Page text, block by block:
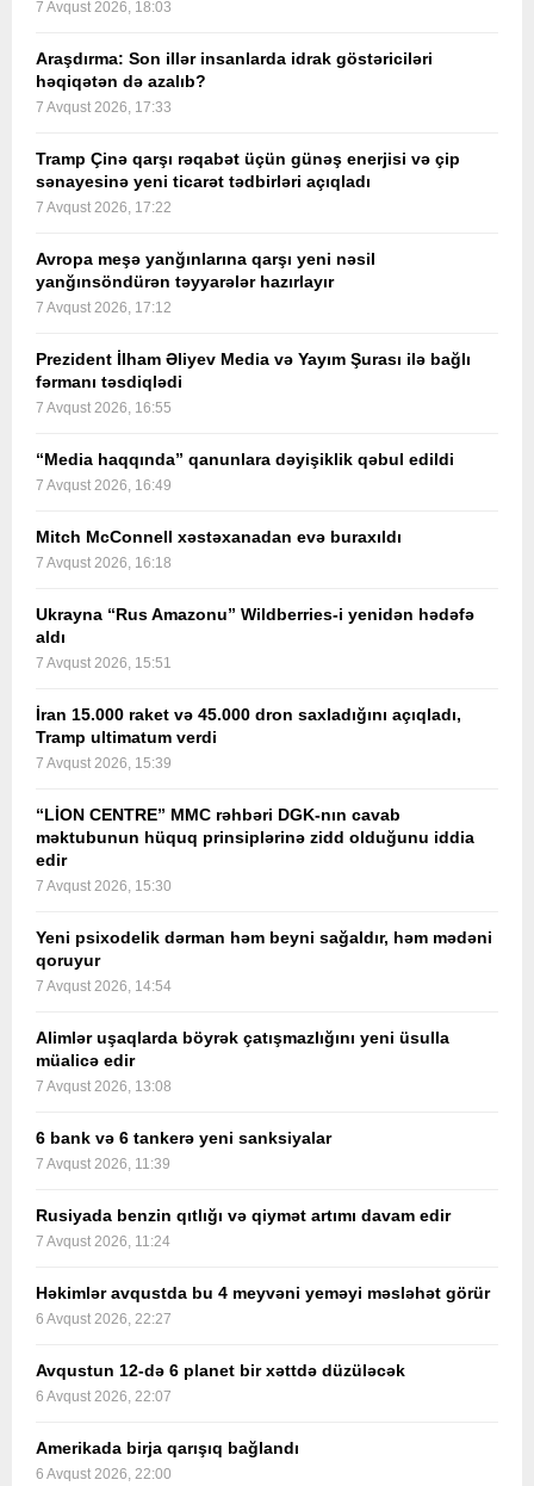
7 Avqust 2026, 18:03
Araşdırma: Son illər insanlarda idrak göstəriciləri
həqiqətən də azalıb?
7 Avqust 2026, 17:33
Tramp Çinə qarşı rəqabət üçün günəş enerjisi və çip
sənayesinə yeni ticarət tədbirləri açıqladı
7 Avqust 2026, 17:22
Avropa meşə yanğınlarına qarşı yeni nəsil
yanğınsöndürən təyyarələr hazırlayır
7 Avqust 2026, 17:12
Prezident İlham Əliyev Media və Yayım Şurası ilə bağlı
fərmanı təsdiqlədi
7 Avqust 2026, 16:55
“Media haqqında” qanunlara dəyişiklik qəbul edildi
7 Avqust 2026, 16:49
Mitch McConnell xəstəxanadan evə buraxıldı
7 Avqust 2026, 16:18
Ukrayna “Rus Amazonu” Wildberries-i yenidən hədəfə
aldı
7 Avqust 2026, 15:51
İran 15.000 raket və 45.000 dron saxladığını açıqladı,
Tramp ultimatum verdi
7 Avqust 2026, 15:39
“LİON CENTRE” MMC rəhbəri DGK-nın cavab
məktubunun hüquq prinsiplərinə zidd olduğunu iddia
edir
7 Avqust 2026, 15:30
Yeni psixodelik dərman həm beyni sağaldır, həm mədəni
qoruyur
7 Avqust 2026, 14:54
Alimlər uşaqlarda böyrək çatışmazlığını yeni üsulla
müalicə edir
7 Avqust 2026, 13:08
6 bank və 6 tankerə yeni sanksiyalar
7 Avqust 2026, 11:39
Rusiyada benzin qıtlığı və qiymət artımı davam edir
7 Avqust 2026, 11:24
Həkimlər avqustda bu 4 meyvəni yeməyi məsləhət görür
6 Avqust 2026, 22:27
Avqustun 12-də 6 planet bir xəttdə düzüləcək
6 Avqust 2026, 22:07
Amerikada birja qarışıq bağlandı
6 Avqust 2026, 22:00